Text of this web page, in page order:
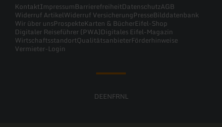
KontaktImpressumBarrierefreiheitDatenschutzAGB
Widerruf ArtikelWiderruf VersicherungPresseBilddatenbank
Wir über unsProspekteKarten & BücherEifel-Shop
Digitaler Reiseführer (PWA)Digitales Eifel-Magazin
WirtschaftsstandortQualitätsanbieterFörderhinweise
Vermieter-Login
DEENFRNL